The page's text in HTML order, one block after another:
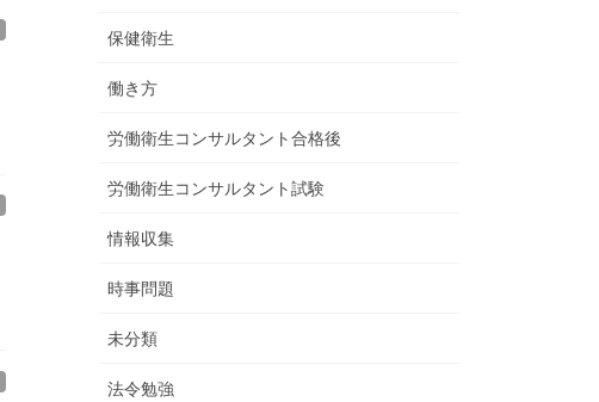
保健衛生
働き方
労働衛生コンサルタント合格後
労働衛生コンサルタント試験
情報収集
時事問題
未分類
法令勉強